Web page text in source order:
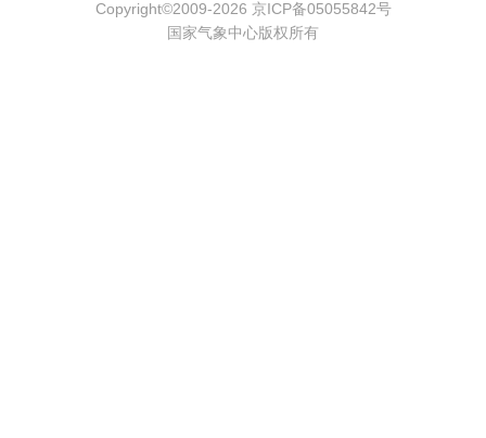
Copyright©2009-2026 京ICP备05055842号
国家气象中心版权所有